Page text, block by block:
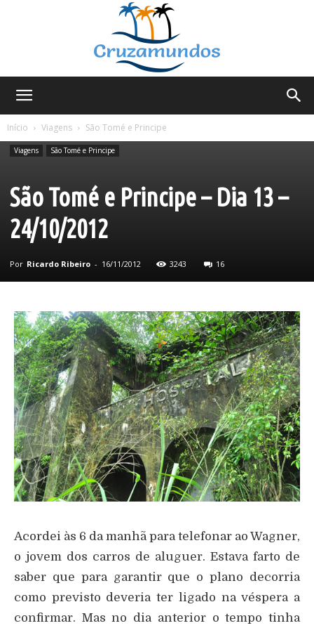
Início
Viagens São Tomé e Principe
Viagens São Tomé e Principe
São Tomé e Principe – Dia 13 –
24/10/2012
Por Ricardo Ribeiro - 16/11/2012 3243 16
Acordei às 6 da manhã para telefonar ao Wagner,
o jovem dos carros de aluguer. Estava farto de
saber que para garantir que o plano decorria
como previsto deveria ter ligado na véspera a
confirmar. Mas no dia anterior o tempo tinha